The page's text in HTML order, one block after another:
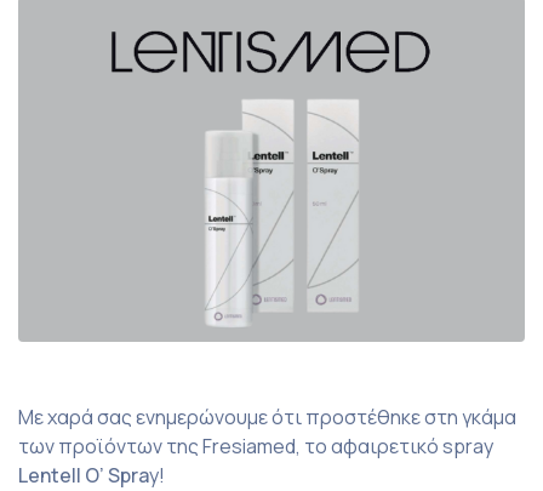
Με χαρά σας ενημερώνουμε ότι προστέθηκε στη γκάμα
των προϊόντων της Fresiamed, το αφαιρετικό spray
Lentell O’ Spray!